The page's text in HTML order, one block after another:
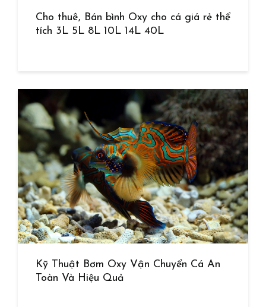
Cho thuê, Bán bình Oxy cho cá giá rẻ thể
tích 3L 5L 8L 10L 14L 40L
Kỹ Thuật Bơm Oxy Vận Chuyển Cá An
Toàn Và Hiệu Quả